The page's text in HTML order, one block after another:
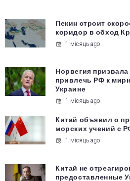
Пекин строит
коридор в обход
1 місяць ago
Норвегия
привлечь РФ к
Украине
1 місяць ago
Китай объявил о
морских учений с
1 місяць ago
Китай не
предоставленные